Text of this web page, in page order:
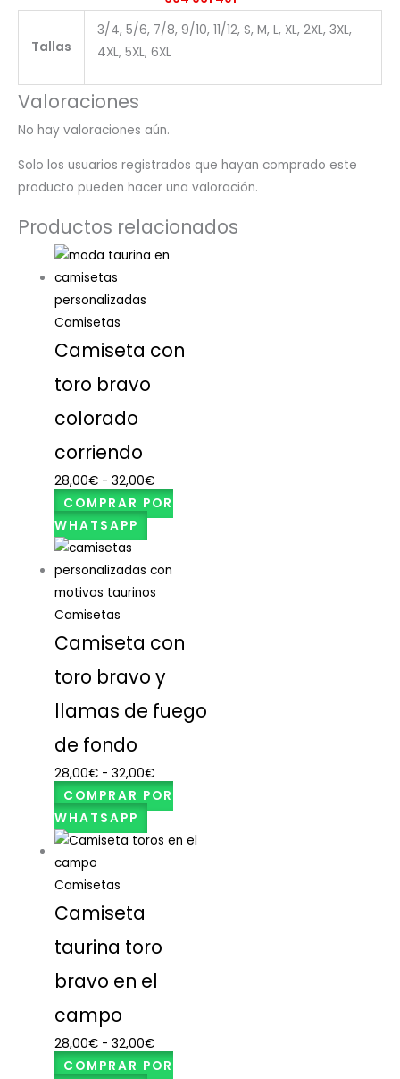
Tallas
3/4, 5/6, 7/8, 9/10, 11/12, S, M, L, XL, 2XL, 3XL,
4XL, 5XL, 6XL
Valoraciones
No hay valoraciones aún.
Solo los usuarios registrados que hayan comprado este
producto pueden hacer una valoración.
Productos relacionados
Camisetas
Camiseta con
toro bravo
colorado
corriendo
28,00€ - 32,00€
COMPRAR POR
WHATSAPP
Camisetas
Camiseta con
toro bravo y
llamas de fuego
de fondo
28,00€ - 32,00€
COMPRAR POR
WHATSAPP
Camisetas
Camiseta
taurina toro
bravo en el
campo
28,00€ - 32,00€
COMPRAR POR